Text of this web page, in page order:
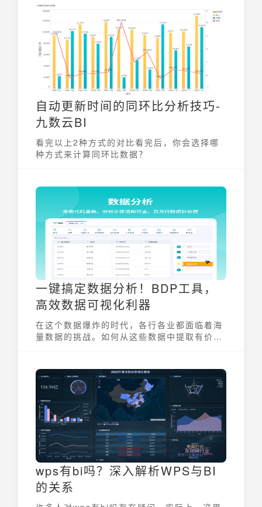
别下的不同组成部分。堆叠柱状图非常适合用
于比较不同类别之间的总量差异，以及每个类
别内部各组成部分的比例关系。它能够清晰地
呈现数据的层次结构，帮助用户快速理解数据
背后的信息。
自动更新时间的同环比分析技巧-
九数云BI
看完以上2种方式的对比看完后，你会选择哪
种方式来计算同环比数据？
一键搞定数据分析！BDP工具，
高效数据可视化利器
在这个数据爆炸的时代，各行各业都面临着海
量数据的挑战。如何从这些数据中提取有价值
正是帮助企业解决这一难题的利器。
wps有bi吗？深入解析WPS与BI
的关系